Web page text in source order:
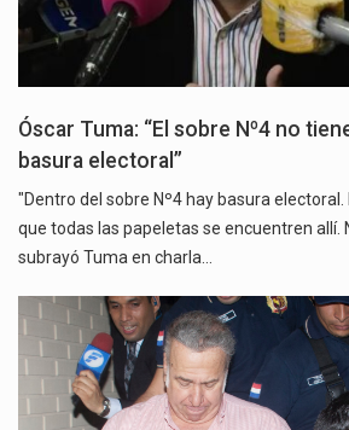
Óscar Tuma: “El sobre Nº4 no
basura electoral”
"Dentro del sobre Nº4 hay basura
que todas las papeletas se encuentren allí.
subrayó Tuma en charla…